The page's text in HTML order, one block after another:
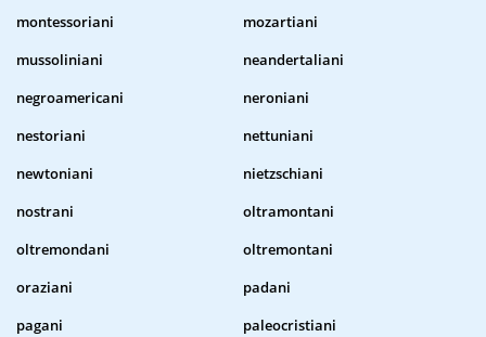
montessoriani
mozartiani
mussoliniani
neandertaliani
negroamericani
neroniani
nestoriani
nettuniani
newtoniani
nietzschiani
nostrani
oltramontani
oltremondani
oltremontani
oraziani
padani
pagani
paleocristiani